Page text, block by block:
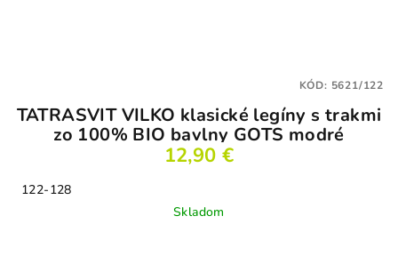
TATRASVIT VILKO klasické legíny s trakmi
zo 100% BIO bavlny GOTS modré
12,90 €
122-128
Skladom
KÓD: 5621/122